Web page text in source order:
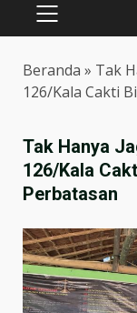
PRIMARY
MENU
Beranda » Tak
126/Kala Cakti
Tak Hanya
126/Kala
Perbatasan